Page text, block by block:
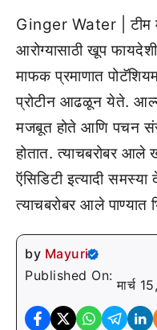
Ginger Water | टीम
आरोग्यासाठी खूप
माफक प्रमाणात
प्रोटीन आढळून येते.
मजबूत होते आणि पचन
होतात. त्याचबरोबर आले
ऍसिडिटी इत्यादी
त्याचबरोबर आले
by Mayuri
Published On:
मार्च